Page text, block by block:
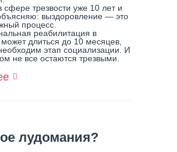
трезвости уже 10 лет и
выздоровление — это
процесс.
реабилитация в
длиться до 10 месяцев,
этап социализации. И
не все остаются трезвыми.
О
лудомания?